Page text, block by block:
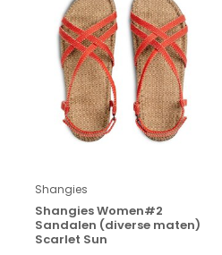
Shangies
Shangies Women#2
Sandalen (diverse maten)
Scarlet Sun